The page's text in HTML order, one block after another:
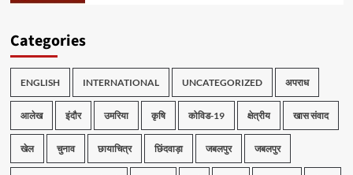
Categories
ENGLISH INTERNATIONAL UNCATEGORIZED अपराध
आलेख इंदौर उमरिया कृषि कोविड-19 क्षेत्रीय खास संवाद
खेल चुनाव छायाचित्र छिंदवाड़ा जबलपुर जबलपुर